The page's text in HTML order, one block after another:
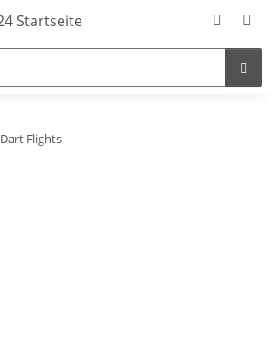
Dart Flights